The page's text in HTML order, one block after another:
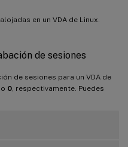
en un VDA de Linux.
de sesiones
de sesiones para un VDA de
o 0 , respectivamente. Puedes